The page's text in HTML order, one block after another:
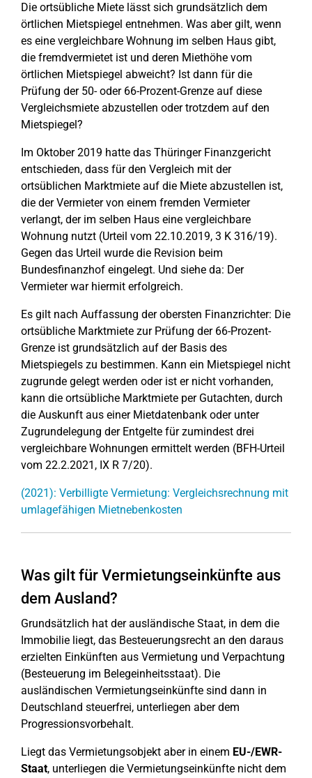
Die ortsübliche Miete lässt sich grundsätzlich dem
örtlichen Mietspiegel entnehmen. Was aber gilt, wenn
es eine vergleichbare Wohnung im selben Haus gibt,
die fremdvermietet ist und deren Miethöhe vom
örtlichen Mietspiegel abweicht? Ist dann für die
Prüfung der 50- oder 66-Prozent-Grenze auf diese
Vergleichsmiete abzustellen oder trotzdem auf den
Mietspiegel?
Im Oktober 2019 hatte das Thüringer Finanzgericht
entschieden, dass für den Vergleich mit der
ortsüblichen Marktmiete auf die Miete abzustellen ist,
die der Vermieter von einem fremden Vermieter
verlangt, der im selben Haus eine vergleichbare
Wohnung nutzt (Urteil vom 22.10.2019, 3 K 316/19).
Gegen das Urteil wurde die Revision beim
Bundesfinanzhof eingelegt. Und siehe da: Der
Vermieter war hiermit erfolgreich.
Es gilt nach Auffassung der obersten Finanzrichter: Die
ortsübliche Marktmiete zur Prüfung der 66-Prozent-
Grenze ist grundsätzlich auf der Basis des
Mietspiegels zu bestimmen. Kann ein Mietspiegel nicht
zugrunde gelegt werden oder ist er nicht vorhanden,
kann die ortsübliche Marktmiete per Gutachten, durch
die Auskunft aus einer Mietdatenbank oder unter
Zugrundelegung der Entgelte für zumindest drei
vergleichbare Wohnungen ermittelt werden (BFH-Urteil
vom 22.2.2021, IX R 7/20).
(2021): Verbilligte Vermietung: Vergleichsrechnung mit
umlagefähigen Mietnebenkosten
Was gilt für Vermietungseinkünfte aus
dem Ausland?
Grundsätzlich hat der ausländische Staat, in dem die
Immobilie liegt, das Besteuerungsrecht an den daraus
erzielten Einkünften aus Vermietung und Verpachtung
(Besteuerung im Belegeinheitsstaat). Die
ausländischen Vermietungseinkünfte sind dann in
Deutschland steuerfrei, unterliegen aber dem
Progressionsvorbehalt.
Liegt das Vermietungsobjekt aber in einem EU-/EWR-
Staat, unterliegen die Vermietungseinkünfte nicht dem